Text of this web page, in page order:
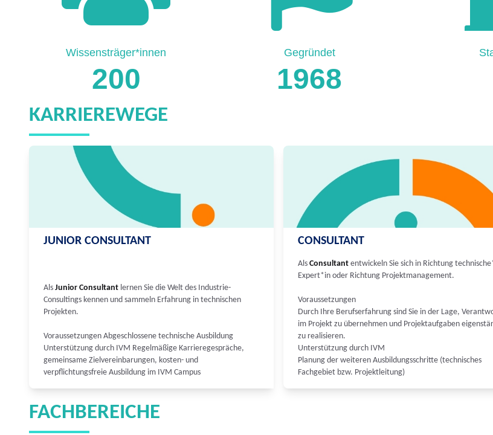
200
Wissensträger*innen
1968
Gegründet
KARRIEREWEGE
JUNIOR CONSULTANT
Als Junior Consultant lernen Sie die Welt des Industrie-
Consultings kennen und sammeln Erfahrung in technischen
Projekten.
Voraussetzungen Abgeschlossene technische Ausbildung
Unterstützung durch IVM Regelmäßige Karrieregespräche,
gemeinsame Zielvereinbarungen, kosten- und
verpflichtungsfreie Ausbildung im IVM Campus
CONSULTANT
AlsConsultantentwickeln Sie sich in Richtung
Expert*in oder Richtung Projektmanagement.
Voraussetzungen
Durch Ihre Berufserfahrung sind Sie in der Lage,
im Projekt zu übernehmen und Projektaufgaben
zu realisieren.
Unterstützung durch IVM
Planung der weiteren Ausbildungsschritte (technisches
Fachgebiet bzw. Projektleitung)
FACHBEREICHE